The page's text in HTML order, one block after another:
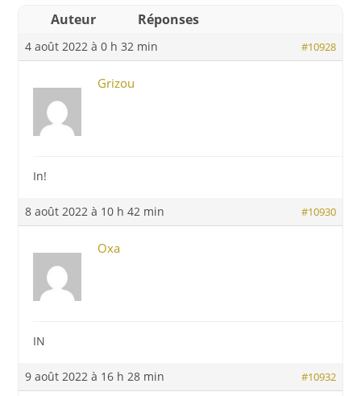
Auteur Réponses
4 août 2022 à 0 h 32 min #10928
Grizou
In!
8 août 2022 à 10 h 42 min #10930
Oxa
IN
9 août 2022 à 16 h 28 min #10932